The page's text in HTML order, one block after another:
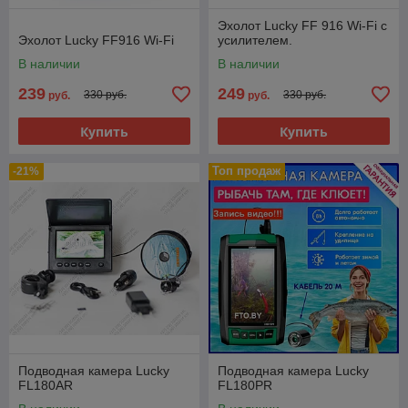
Эхолот Lucky FF916 Wi-Fi
В наличии
239 руб. 330 руб.
Купить
Эхолот Lucky FF 916 Wi-Fi с
усилителем.
В наличии
249 руб. 330 руб.
Купить
-21%
Подводная камера Lucky
FL180AR
Топ продаж
Подводная камера Lucky
FL180PR